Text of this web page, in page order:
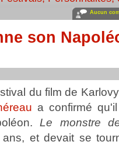
Aucun
son
du film de
a confirmé
Le monstre
et devait se